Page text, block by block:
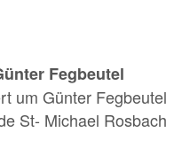
Fegbeutel
um Günter Fegbeutel
St- Michael Rosbach